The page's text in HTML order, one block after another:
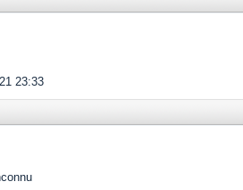
23:33